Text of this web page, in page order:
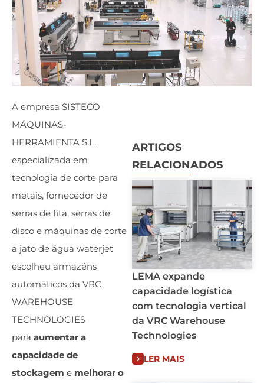
A empresa SISTECO
MÁQUINAS-
HERRAMIENTA S.L.
especializada em
tecnologia de corte para
metais, fornecedor de
serras de fita, serras de
disco e máquinas de corte
a jato de água waterjet
escolheu armazéns
automáticos da VRC
WAREHOUSE
TECHNOLOGIES
para aumentar a
capacidade de
stockagem e melhorar o
ARTIGOS
RELACIONADOS
LEMA expande
capacidade logística
com tecnologia vertical
da VRC Warehouse
Technologies
LER MAIS